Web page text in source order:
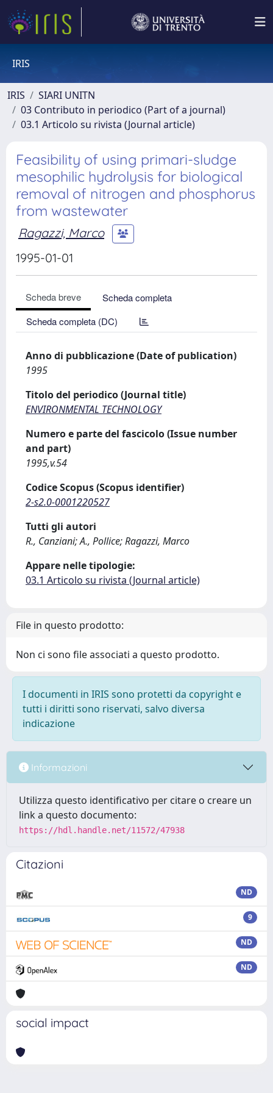
IRIS
IRIS
SIARI UNITN
03 Contributo in periodico (Part of a journal)
03.1 Articolo su rivista (Journal article)
Feasibility of using primari-sludge
mesophilic hydrolysis for biological
removal of nitrogen and phosphorus
from wastewater
Ragazzi, Marco
1995-01-01
Scheda breve
Scheda completa
Scheda completa (DC)
Anno di pubblicazione (Date of publication)
1995
Titolo del periodico (Journal title)
ENVIRONMENTAL TECHNOLOGY
Numero e parte del fascicolo (Issue number
and part)
1995,v.54
Codice Scopus (Scopus identifier)
2-s2.0-0001220527
Tutti gli autori
R., Canziani; A., Pollice; Ragazzi, Marco
Appare nelle tipologie:
03.1 Articolo su rivista (Journal article)
File in questo prodotto:
Non ci sono file associati a questo prodotto.
I documenti in IRIS sono protetti da copyright e
tutti i diritti sono riservati, salvo diversa
indicazione
Informazioni
Utilizza questo identificativo per citare o creare un
link a questo documento:
https://hdl.handle.net/11572/47938
Citazioni
ND
9
ND
ND
social impact